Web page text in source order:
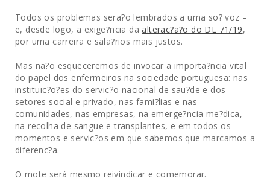
Todos os problemas sera?o lembrados a uma so? voz –
e, desde logo, a exige?ncia daalterac?a?o do DL 71/19,
por uma carreira e sala?rios mais justos.
Mas na?o esqueceremos de invocar a importa?ncia vital
do papel dos enfermeiros na sociedade portuguesa: nas
instituic?o?es do servic?o nacional de sau?de e dos
setores social e privado, nas fami?lias e nas
comunidades, nas empresas, na emerge?ncia me?dica,
na recolha de sangue e transplantes, e em todos os
momentos e servic?os em que sabemos que marcamos a
diferenc?a.
O mote será mesmo reivindicar e comemorar.